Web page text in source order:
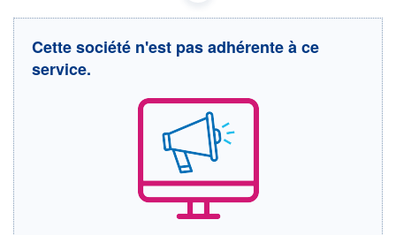
Cotation sur les autres places
11h54 14h44
CLÔTURE VEILLE
Cette société n'est pas adhérente à ce
service.